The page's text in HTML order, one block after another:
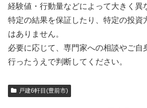
経験値・行動量などによって大きく異
特定の結果を保証したり、特定の投資
はありません。
必要に応じて、専門家への相談やご自
行ったうえで判断してください。
戸建6軒目(豊前市)